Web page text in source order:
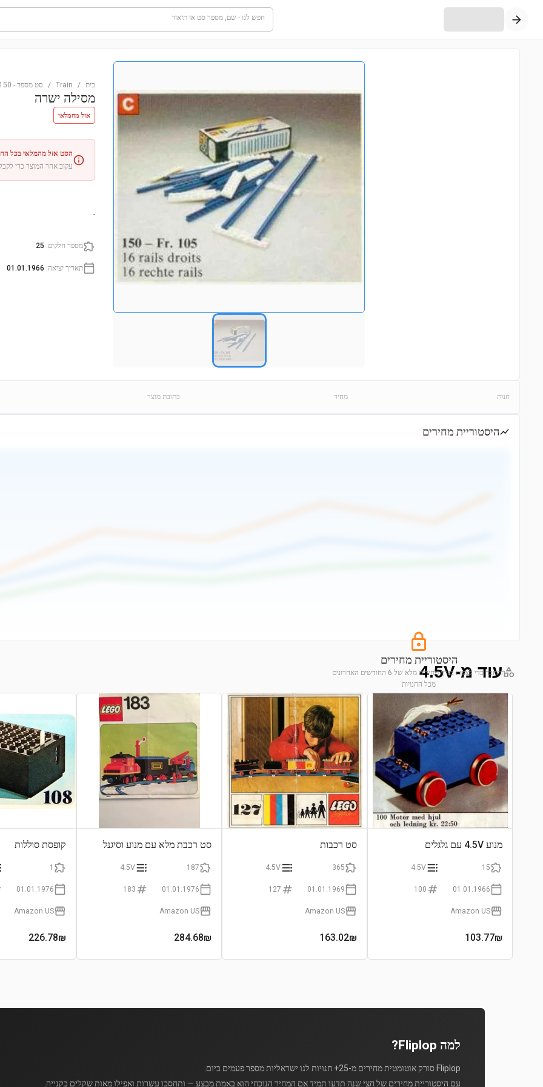
חפש לגו - שם, מספר סט או תיאור
בית /
Train
/ סט מספר -
150
מסילה ישרה
אזל מהמלאי
הסט אזל מהמלאי בכל
עקוב אחר המוצר כדי
-
מספר חלקים:
25
תאריך יציאה:
01.01.1966
חנות מחיר כתובת מוצר
היסטוריית מחירים
היסטוריית מחירים
התחבר כדי לצפות בגרף מחירים מלא של 6 החודשים האחרונים
מכל החנויות
התחבר לצפייה בגרף
עוד מ-4.5V
מנוע 4.5V עם גלגלים
15
4.5V
01.01.1966
100
Amazon US
103.77₪
סט רכבות
365
4.5V
01.01.1969
127
Amazon US
163.02₪
סט רכבת מלא עם מנוע וסיגנל
187
4.5V
01.01.1976
183
Amazon US
284.68₪
קופסת סוללות
1
01.01.1976
Amazon US
226.78₪
למה Fliplop?
Fliplop סורק אוטומטית מחירים מ-25+ חנויות לגו ישראליות מספר פעמים ביום.
עם היסטוריית מחירים של חצי שנה תדעו תמיד אם המחיר הנוכחי הוא באמת מבצע — ותחסכו עשרות ואפילו מאות שקלים בקנייה.